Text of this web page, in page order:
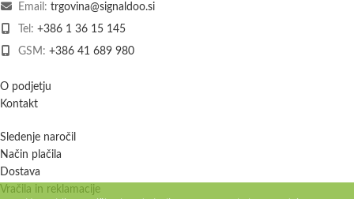
Email: trgovina@signaldoo.si
Tel: +386 1 36 15 145
GSM: +386 41 689 980
O podjetju
Kontakt
Sledenje naročil
Način plačila
Dostava
Vračila in reklamacije